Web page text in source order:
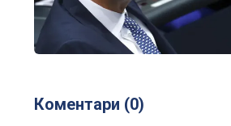
Коментари (0)